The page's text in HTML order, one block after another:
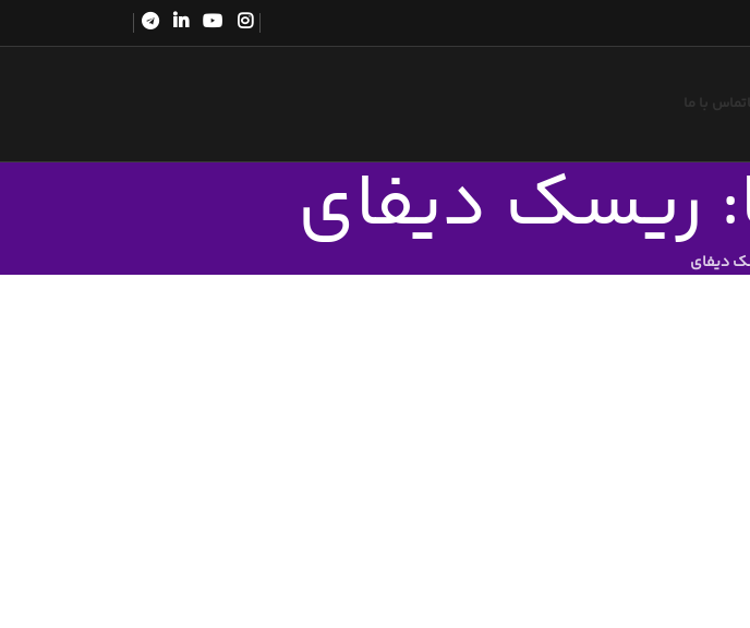
تماس با ما
ریسک دیفای دیفای